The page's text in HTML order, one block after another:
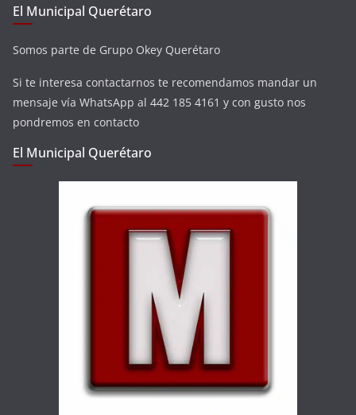
El Municipal Querétaro
Somos parte de Grupo Okey Querétaro
Si te interesa contactarnos te recomendamos mandar un
mensaje vía WhatsApp al 442 185 4161 y con gusto nos
pondremos en contacto
El Municipal Querétaro